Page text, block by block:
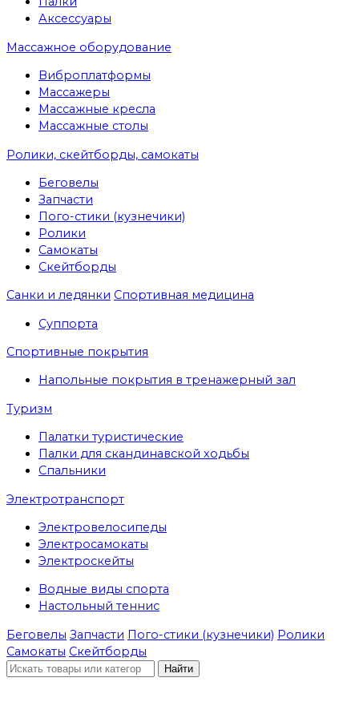
Аксессуары
Массажное оборудование
Виброплатформы
Массажеры
Массажные кресла
Массажные столы
Ролики, скейтборды, самокаты
Беговелы
Запчасти
Пого-стики (кузнечики)
Ролики
Самокаты
Скейтборды
Санки и ледянки Спортивная медицина
Суппорта
Спортивные покрытия
Напольные покрытия в тренажерный зал
Туризм
Палатки туристические
Палки для скандинавской ходьбы
Спальники
Электротранспорт
Электровелосипеды
Электросамокаты
Электроскейты
Водные виды спорта
Настольный теннис
Беговелы Запчасти Пого-стики (кузнечики) Ролики
Самокаты Скейтборды
Найти